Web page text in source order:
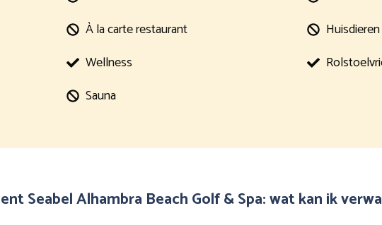
À la carte restaurant
Wellness
Sauna
Seabel Alhambra Beach Golf & Spa: wat kan ik